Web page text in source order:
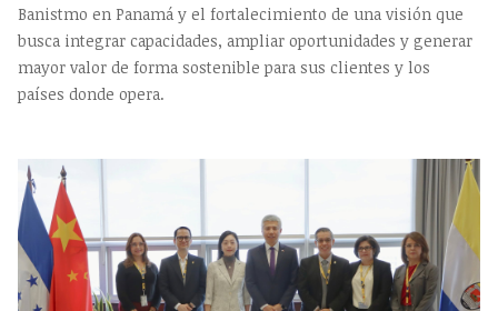
Banistmo en Panamá y el fortalecimiento de una visión que
busca integrar capacidades, ampliar oportunidades y generar
mayor valor de forma sostenible para sus clientes y los
países donde opera.